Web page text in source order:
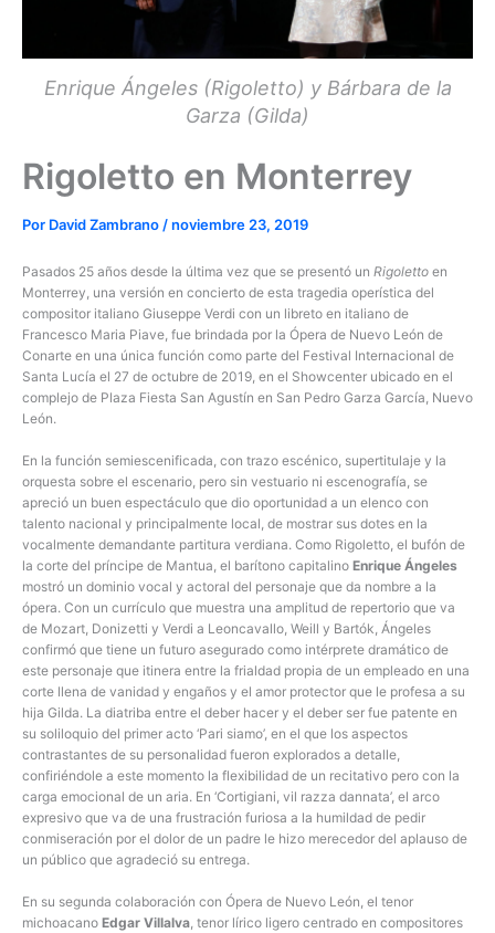
Enrique Ángeles (Rigoletto) y Bárbara de la
Garza (Gilda)
Rigoletto en Monterrey
Por David Zambrano /noviembre 23, 2019
Pasados 25 años desde la última vez que se presentó un Rigoletto en
Monterrey, una versión en concierto de esta tragedia operística del
compositor italiano Giuseppe Verdi con un libreto en italiano de
Francesco Maria Piave, fue brindada por la Ópera de Nuevo León de
Conarte en una única función como parte del Festival Internacional de
Santa Lucía el 27 de octubre de 2019, en el Showcenter ubicado en el
complejo de Plaza Fiesta San Agustín en San Pedro Garza García, Nuevo
León.
En la función semiescenificada, con trazo escénico, supertitulaje y la
orquesta sobre el escenario, pero sin vestuario ni escenografía, se
apreció un buen espectáculo que dio oportunidad a un elenco con
talento nacional y principalmente local, de mostrar sus dotes en la
vocalmente demandante partitura verdiana. Como Rigoletto, el bufón de
la corte del príncipe de Mantua, el barítono capitalino Enrique Ángeles
mostró un dominio vocal y actoral del personaje que da nombre a la
ópera. Con un currículo que muestra una amplitud de repertorio que va
de Mozart, Donizetti y Verdi a Leoncavallo, Weill y Bartók, Ángeles
confirmó que tiene un futuro asegurado como intérprete dramático de
este personaje que itinera entre la frialdad propia de un empleado en una
corte llena de vanidad y engaños y el amor protector que le profesa a su
hija Gilda. La diatriba entre el deber hacer y el deber ser fue patente en
su soliloquio del primer acto ‘Pari siamo’, en el que los aspectos
contrastantes de su personalidad fueron explorados a detalle,
confiriéndole a este momento la flexibilidad de un recitativo pero con la
carga emocional de un aria. En ‘Cortigiani, vil razza dannata’, el arco
expresivo que va de una frustración furiosa a la humildad de pedir
conmiseración por el dolor de un padre le hizo merecedor del aplauso de
un público que agradeció su entrega.
En su segunda colaboración con Ópera de Nuevo León, el tenor
michoacano Edgar Villalva, tenor lírico ligero centrado en compositores